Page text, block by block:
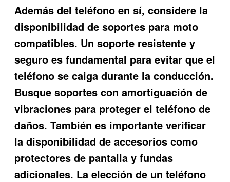
Además del teléfono en sí, considere la
disponibilidad de soportes para moto
compatibles. Un soporte resistente y
seguro es fundamental para evitar que el
teléfono se caiga durante la conducción.
Busque soportes con amortiguación de
vibraciones para proteger el teléfono de
daños. También es importante verificar
la disponibilidad de accesorios como
protectores de pantalla y fundas
adicionales. La elección de unteléfono